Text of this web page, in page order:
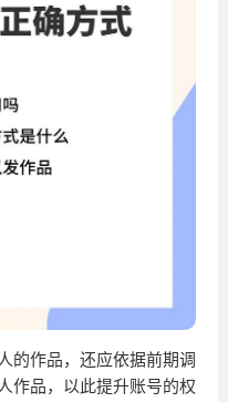
的作品，还应依据前期调
作品，以此提升账号的权